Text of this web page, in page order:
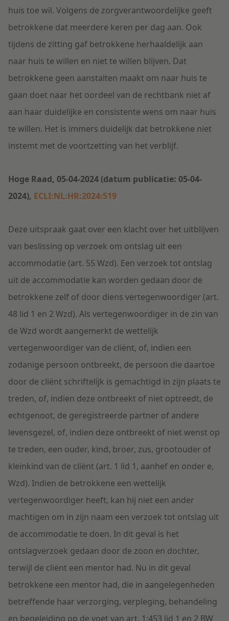
huis toe wil. Volgens de zorgverantwoordelijke geeft
betrokkene dat meerdere keren per dag aan. Ook
tijdens de zitting gaf betrokkene herhaaldelijk aan
naar huis te willen en niet te willen blijven. Dat
betrokkene geen aanstalten maakt om naar huis te
gaan doet naar het oordeel van de rechtbank niet af
aan haar duidelijke en consistente wens om naar huis
te willen. Het is immers duidelijk dat betrokkene niet
instemt met de voortzetting van het verblijf.
Hoge Raad, 05-04-2024 (datum publicatie: 05-04-
2024), ECLI:NL:HR:2024:519
Deze uitspraak gaat over een klacht over het uitblijven
van beslissing op verzoek om ontslag uit een
accommodatie (art. 55 Wzd). Een verzoek tot ontslag
uit de accommodatie kan worden gedaan door de
betrokkene zelf of door diens vertegenwoordiger (art.
48 lid 1 en 2 Wzd). Als vertegenwoordiger in de zin van
de Wzd wordt aangemerkt de wettelijk
vertegenwoordiger van de cliënt, of, indien een
zodanige persoon ontbreekt, de persoon die daartoe
door de cliënt schriftelijk is gemachtigd in zijn plaats te
treden, of, indien deze ontbreekt of niet optreedt, de
echtgenoot, de geregistreerde partner of andere
levensgezel, of, indien deze ontbreekt of niet wenst op
te treden, een ouder, kind, broer, zus, grootouder of
kleinkind van de cliënt (art. 1 lid 1, aanhef en onder e,
Wzd). Indien de betrokkene een wettelijk
vertegenwoordiger heeft, kan hij niet een ander
machtigen om in zijn naam een verzoek tot ontslag uit
de accommodatie te doen. In dit geval is het
ontslagverzoek gedaan door de zoon en dochter,
terwijl de cliënt een mentor had. Nu in dit geval
betrokkene een mentor had, die in aangelegenheden
betreffende haar verzorging, verpleging, behandeling
en begeleiding op de voet van art. 1:453 lid 1 en 2 BW